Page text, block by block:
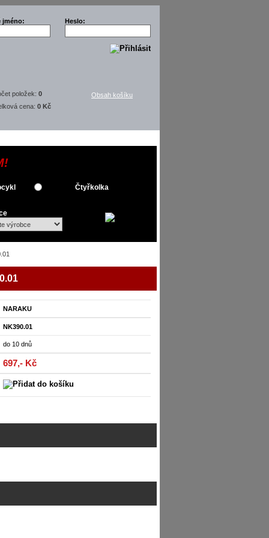
jméno: Heslo:
položek: 0
cena: 0 Kč
Obsah košíku
Čtyřkolka
NARAKU
NK390.01
do 10 dnů
697,- Kč